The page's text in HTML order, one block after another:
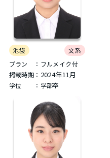
池袋
文系
プラン ：フルメイク付
掲載時期： 2024年11月
学位 ：学部卒